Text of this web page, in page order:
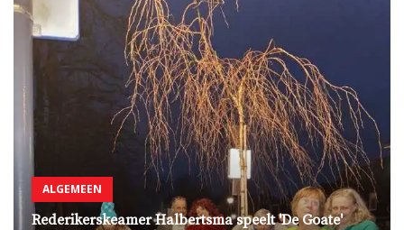
ALGEMEEN
Rederikerskeamer Halbertsma speelt 'De Goate'